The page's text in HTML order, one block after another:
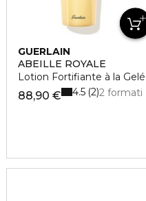
GUERLAIN
ABEILLE ROYALE
Lotion Fortifiante à la
88,90 € 2 formati
4.5 2